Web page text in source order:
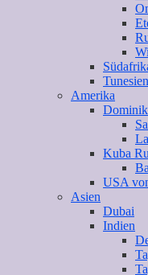
Tunesien
Amerika
Kuba
USA
Asien
Dubai
Indien